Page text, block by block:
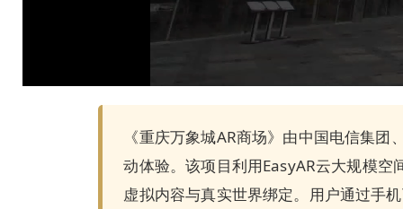
《重庆万象城AR商场》由中国电信集
动体验。该项目利用EasyAR云大规模
虚拟内容与真实世界绑定。用户通过手